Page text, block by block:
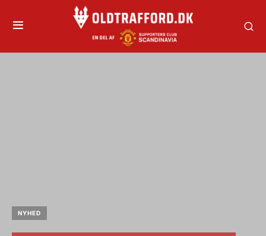
NYHED